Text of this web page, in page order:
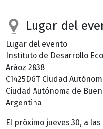
Lugar del
Lugar del evento
Instituto de Desarrollo
Aráoz 2838
C1425DGT Ciudad
Ciudad Autónoma de
Argentina
El próximo jueves 30, a